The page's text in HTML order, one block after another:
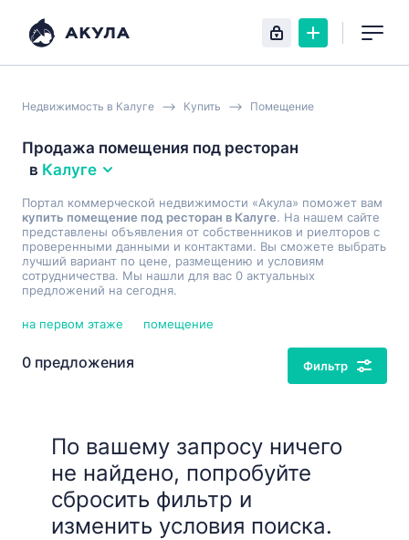
Недвижимость в Калуге Купить Помещение
Продажа помещения под ресторан
в Калуге
Портал коммерческой недвижимости «Акула» поможет вам
купить помещение под ресторан в Калуге. На нашем сайте
представлены объявления от собственников и риелторов с
проверенными данными и контактами. Вы сможете выбрать
лучший вариант по цене, размещению и условиям
сотрудничества. Мы нашли для вас 0 актуальных
предложений на сегодня.
на первом этаже помещение
0 предложения Фильтр
По вашему запросу ничего
не найдено, попробуйте
сбросить фильтр и
изменить условия поиска.